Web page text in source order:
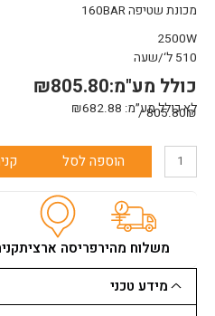
מכונת שטיפה 160BAR
2500W
510 ל‘/שעה
₪805.80כולל מע"מ:
לא כולל מע״מ: ₪682.88
805.80₪ /
כמות
מקס'
הוספה לסל
משלוח מהירפריסה ארצית
מידע טכני